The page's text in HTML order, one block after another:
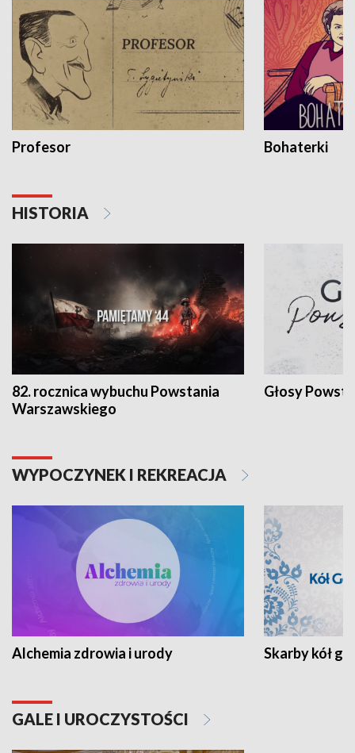
Profesor Bohaterki
HISTORIA
82. rocznica wybuchu Powstania
Warszawskiego
Głosy
WYPOCZYNEK I REKREACJA
Alchemia zdrowia i urody Skarby kół
GALE I UROCZYSTOŚCI